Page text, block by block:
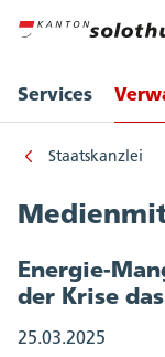
Services
Staatskanzlei
Energie-
der Krise
25.03.2025